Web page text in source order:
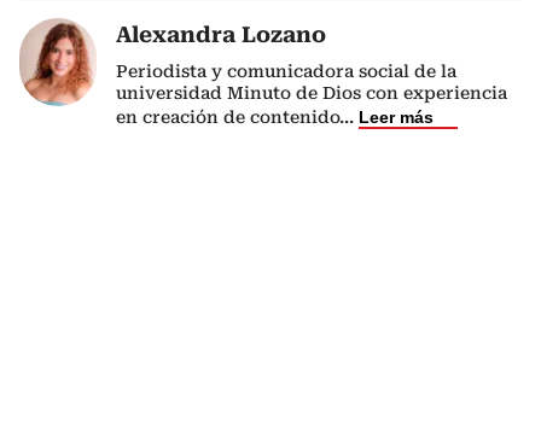
Alexandra Lozano
Periodista y comunicadora social de la
universidad Minuto de Dios con experiencia
en creación de contenido... Leer más